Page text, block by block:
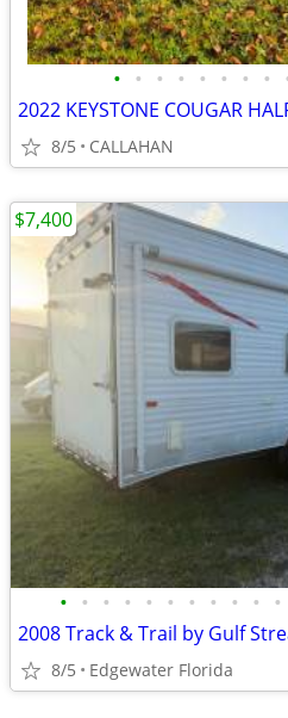
• • • • • • • •
2022 KEYSTONE COUGAR
8/5 CALLAHAN
• • • • • • • • • • •
2008 Track & Trail by Gulf
8/5 Edgewater Florida
$7,400